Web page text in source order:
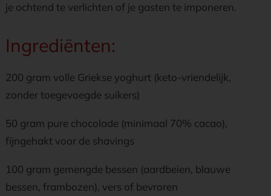
je ochtend te verlichten of je gasten te imponeren.
Ingrediënten:
200 gram volle Griekse yoghurt (keto-vriendelijk,
zonder toegevoegde suikers)
50 gram pure chocolade (minimaal 70% cacao),
fijngehakt voor de shavings
100 gram gemengde bessen (aardbeien, blauwe
bessen, frambozen), vers of bevroren